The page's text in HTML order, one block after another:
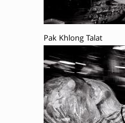
Pak Khlong Talat